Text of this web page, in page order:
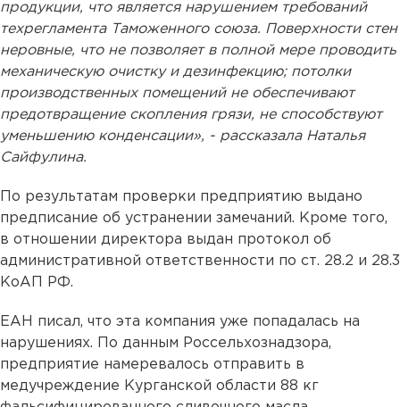
продукции, что является нарушением требований
техрегламента Таможенного союза. Поверхности стен
неровные, что не позволяет в полной мере проводить
механическую очистку и дезинфекцию; потолки
производственных помещений не обеспечивают
предотвращение скопления грязи, не способствуют
уменьшению конденсации», - рассказала Наталья
Сайфулина.
По результатам проверки предприятию выдано
предписание об устранении замечаний. Кроме того,
в отношении директора выдан протокол об
административной ответственности по ст. 28.2 и 28.3
КоАП РФ.
ЕАН писал, что эта компания уже попадалась на
нарушениях. По данным Россельхознадзора,
предприятие намеревалось отправить в
медучреждение Курганской области 88 кг